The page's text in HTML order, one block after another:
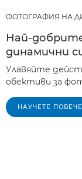
ФОТОГРАФИЯ НА
Най-
динамични
Улавяйте
обективи за
НАУЧЕТЕ ПОВЕЧЕ